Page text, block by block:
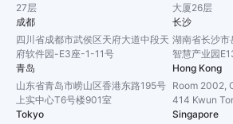
27层
大厦26层
成都
四川省成都市武侯区天府大道中段天
府软件园-E3座-1-11号
长沙
湖南省长沙
智慧产业园
青岛
山东省青岛市崂山区香港东路195号
上实中心T6号楼901室
Hong Kong
Room 2002,
414 Kwun
Tokyo
Singapore